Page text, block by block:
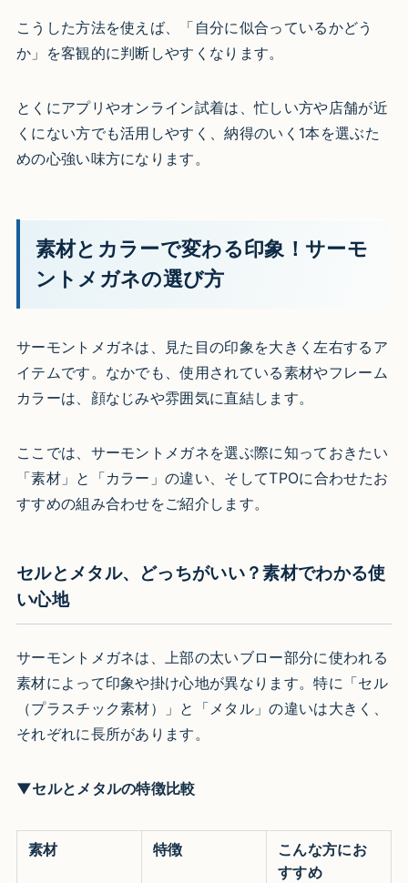
こうした方法を使えば、「自分に似合っているかどう
か」を客観的に判断しやすくなります。
とくにアプリやオンライン試着は、忙しい方や店舗が近
くにない方でも活用しやすく、納得のいく1本を選ぶた
めの心強い味方になります。
素材とカラーで変わる印象！サーモ
ントメガネの選び方
サーモントメガネは、見た目の印象を大きく左右するア
イテムです。なかでも、使用されている素材やフレーム
カラーは、顔なじみや雰囲気に直結します。
ここでは、サーモントメガネを選ぶ際に知っておきたい
「素材」と「カラー」の違い、そしてTPOに合わせたお
すすめの組み合わせをご紹介します。
セルとメタル、どっちがいい？素材でわかる使
い心地
サーモントメガネは、上部の太いブロー部分に使われる
素材によって印象や掛け心地が異なります。特に「セル
（プラスチック素材）」と「メタル」の違いは大きく、
それぞれに長所があります。
▼セルとメタルの特徴比較
素材 特徴
こんな方にお
すすめ